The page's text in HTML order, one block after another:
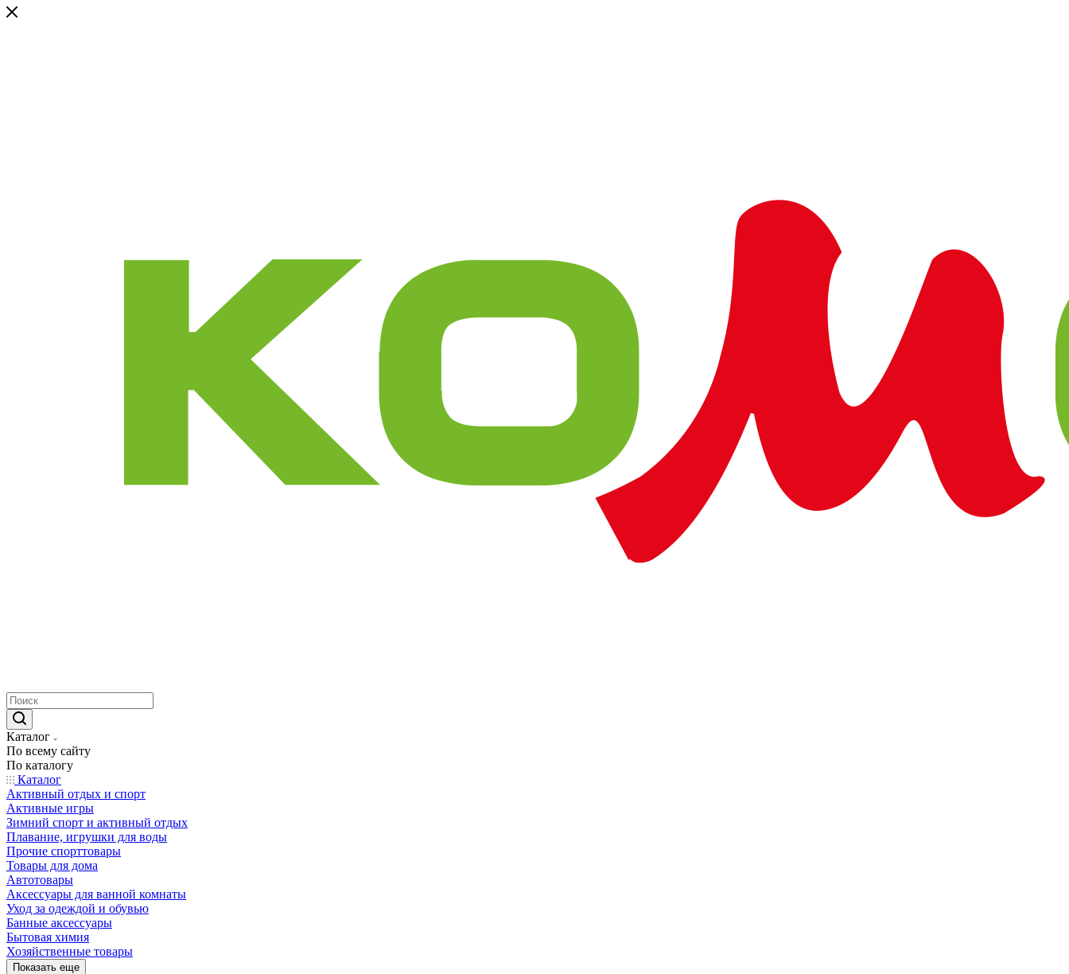
Каталог
По всему сайту
По каталогу
Каталог
Активный отдых и спорт
Активные игры
Зимний спорт и активный отдых
Плавание, игрушки для воды
Прочие спорттовары
Товары для дома
Автотовары
Аксессуары для ванной комнаты
Уход за одеждой и обувью
Банные аксессуары
Бытовая химия
Хозяйственные товары
Показать еще